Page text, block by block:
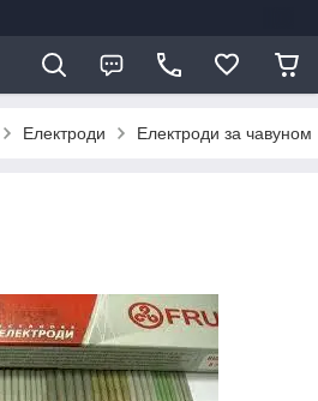
Електроди Електроди за